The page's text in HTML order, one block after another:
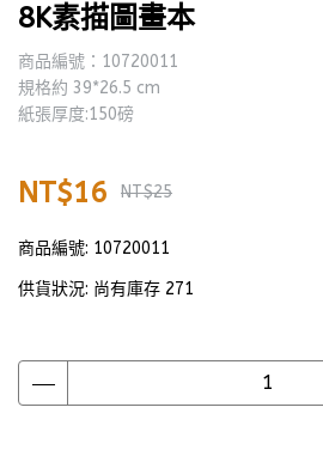
8K素描圖畫本
商品編號：10720011
規格約 39*26.5 cm
紙張厚度:150磅
NT$16 NT$25
商品編號: 10720011
供貨狀況: 尚有庫存 271